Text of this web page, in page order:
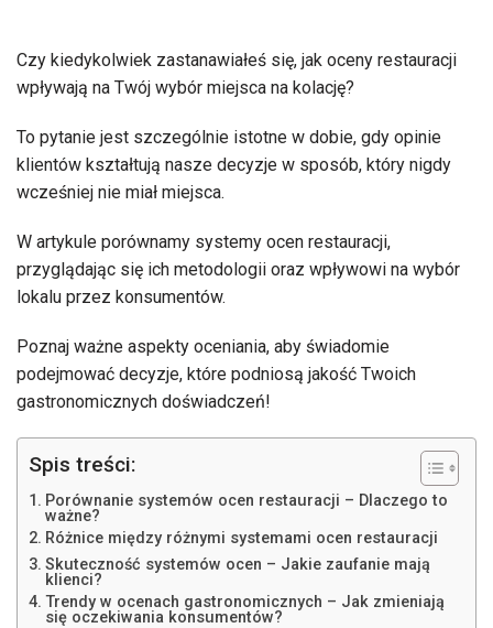
Czy kiedykolwiek zastanawiałeś się, jak oceny restauracji
wpływają na Twój wybór miejsca na kolację?
To pytanie jest szczególnie istotne w dobie, gdy opinie
klientów kształtują nasze decyzje w sposób, który nigdy
wcześniej nie miał miejsca.
W artykule porównamy systemy ocen restauracji,
przyglądając się ich metodologii oraz wpływowi na wybór
lokalu przez konsumentów.
Poznaj ważne aspekty oceniania, aby świadomie
podejmować decyzje, które podniosą jakość Twoich
gastronomicznych doświadczeń!
Spis treści:
Porównanie systemów ocen restauracji – Dlaczego to
ważne?
Różnice między różnymi systemami ocen restauracji
Skuteczność systemów ocen – Jakie zaufanie mają
klienci?
Trendy w ocenach gastronomicznych – Jak zmieniają
się oczekiwania konsumentów?